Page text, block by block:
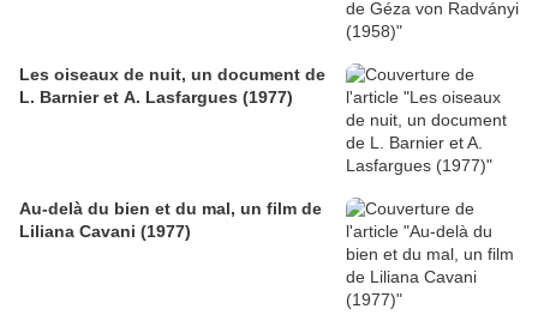
Les oiseaux de nuit, un document de
L. Barnier et A. Lasfargues (1977)
Au-delà du bien et du mal, un film de
Liliana Cavani (1977)